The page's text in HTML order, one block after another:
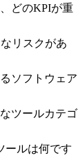
どのKPIが重
リスクがあ
ソフトウェア
ツールカテゴ
ールは何です